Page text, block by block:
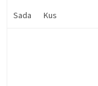
Sada
Kus